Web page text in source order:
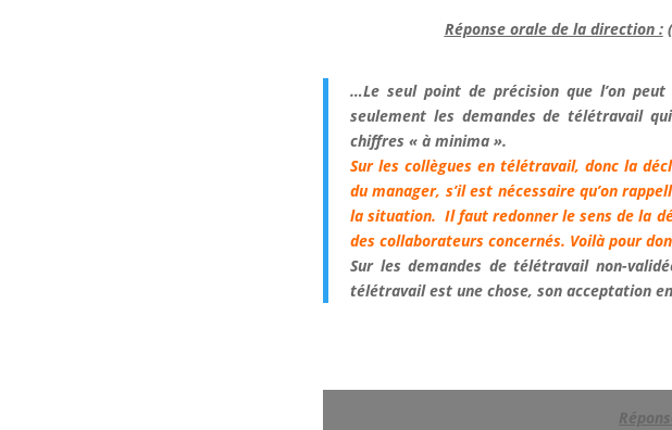
Réponse orale de la direction :
…Le seul point de précision que l’on peut
seulement les demandes de télétravail
chiffres « à minima ».
Sur les collègues en télétravail, donc la
du manager, s’il est nécessaire qu’on
la situation. Il faut redonner le sens de la
des collaborateurs concernés. Voilà pour
Sur les demandes de télétravail non-
télétravail est une chose, son acceptation